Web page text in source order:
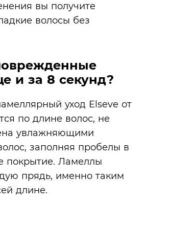
вы получите
волосы без
и за 8 секунд?
уход Elseve от
по длине волос, не
увлажняющими
заполняя пробелы в
покрытие. Ламеллы
прядь, именно таким
длине.